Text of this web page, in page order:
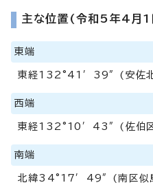
主な位置(令和5年4月1
東端
東経132°41′39″(安佐北
西端
東経132°10′43″(佐伯区
南端
北緯34°17′49″(南区似